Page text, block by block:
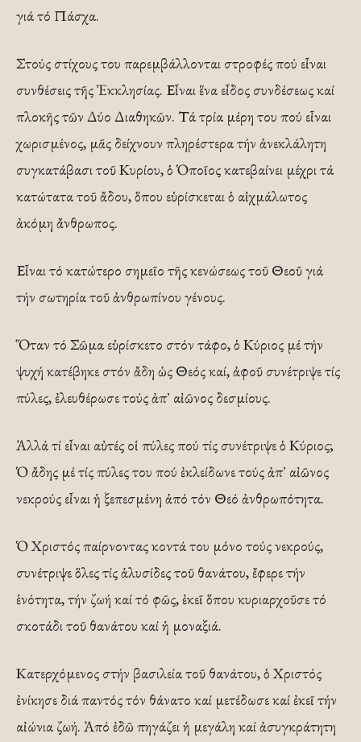
γιά τό Πάσχα.
Στούς στίχους του παρεμβάλλονται στροφές πού εἶναι
συνθέσεις τῆς Ἐκκλησίας. Εἶναι ἕνα εἶδος συνδέσεως καί
πλοκῆς τῶν Δύο Διαθηκῶν. Τά τρία μέρη του πού εἶναι
χωρισμένος, μᾶς δείχνουν πληρέστερα τήν ἀνεκλάλητη
συγκατάβασι τοῦ Κυρίου, ὁ Ὁποῖος κατεβαίνει μέχρι τά
κατώτατα τοῦ ἄδου, ὅπου εὑρίσκεται ὁ αἰχμάλωτος
ἀκόμη ἄνθρωπος.
Εἶναι τό κατώτερο σημεῖο τῆς κενώσεως τοῦ Θεοῦ γιά
τήν σωτηρία τοῦ ἀνθρωπίνου γένους.
Ὅταν τό Σῶμα εὑρίσκετο στόν τάφο, ὁ Κύριος μέ τήν
ψυχή κατέβηκε στόν ἄδη ὡς Θεός καί, ἀφοῦ συνέτριψε τίς
πύλες, ἐλευθέρωσε τούς ἀπ᾿ αἰῶνος δεσμίους.
Ἀλλά τί εἶναι αὐτές οἱ πύλες πού τίς συνέτριψε ὁ Κύριος;
Ὁ ἄδης μέ τίς πύλες του πού ἐκλείδωνε τούς ἀπ᾿ αἰῶνος
νεκρούς εἶναι ἡ ξεπεσμένη ἀπό τόν Θεό ἀνθρωπότητα.
Ὁ Χριστός παίρνοντας κοντά του μόνο τούς νεκρούς,
συνέτριψε ὅλες τίς ἁλυσίδες τοῦ θανάτου, ἔφερε τήν
ἑνότητα, τήν ζωή καί τό φῶς, ἐκεῖ ὅπου κυριαρχοῦσε τό
σκοτάδι τοῦ θανάτου καί ἡ μοναξιά.
Κατερχόμενος στήν βασιλεία τοῦ θανάτου, ὁ Χριστός
ἐνίκησε διά παντός τόν θάνατο καί μετέδωσε καί ἐκεῖ τήν
αἰώνια ζωή. Ἀπό ἐδῶ πηγάζει ἡ μεγάλη καί ἀσυγκράτητη